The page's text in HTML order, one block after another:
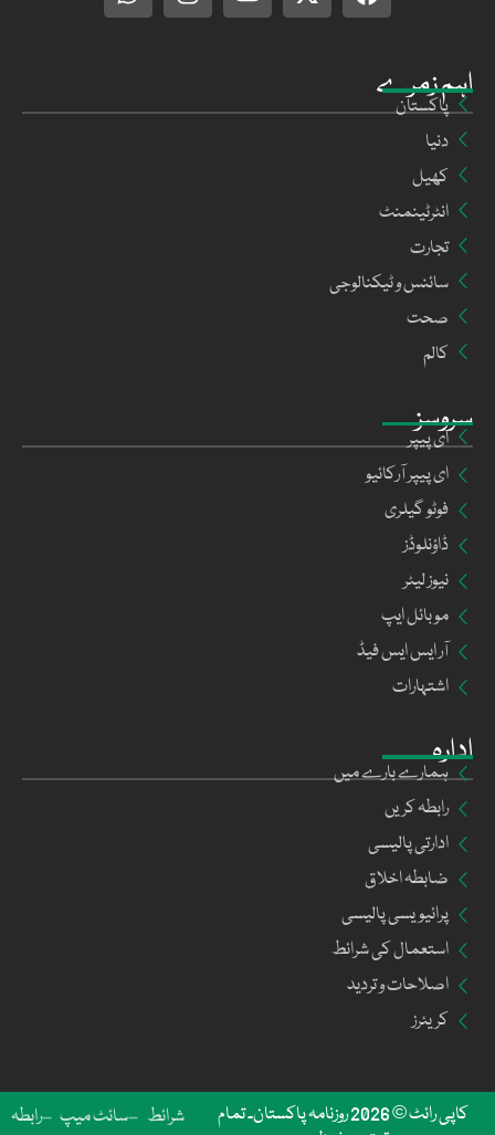
ادارہ
ہمارے بارے میں
رابطہ کریں
ادارتی پالیسی
ضابطہ اخلاق
پرائیویسی پالیسی
استعمال کی شرائط
اصلاحات و تردید
کریئرز
سروسز
ای پیپر
ای پیپر آرکائیو
فوٹو گیلری
ڈاؤنلوڈز
نیوز لیٹر
موبائل ایپ
آر ایس ایس فیڈ
اشتہارات
اہم زمرے
پاکستان
دنیا
کھیل
انٹرٹینمنٹ
تجارت
سائنس و ٹیکنالوجی
صحت
کالم
رابطہ سائٹ میپ
شرائط
کاپی رائٹ © 2026 روزنامہ پاکستان۔ تمام